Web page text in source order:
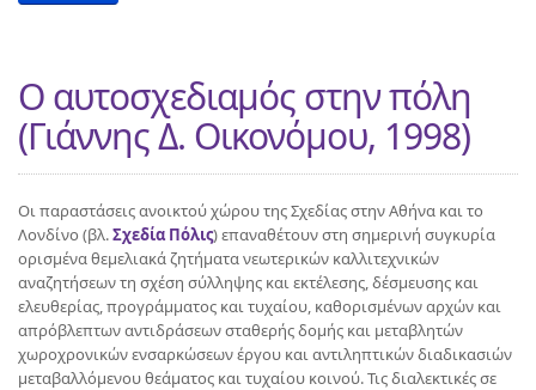
Ο αυτοσχεδιαμός στην πόλη
(Γιάννης Δ. Οικονόμου, 1998)
Οι παραστάσεις ανοικτού χώρου της Σχεδίας στην Αθήνα και το
Λονδίνο (βλ.Σχεδία Πόλις) επαναθέτουν στη σημερινή συγκυρία
ορισμένα θεμελιακά ζητήματα νεωτερικών καλλιτεχνικών
αναζητήσεων τη σχέση σύλληψης και εκτέλεσης, δέσμευσης και
ελευθερίας, προγράμματος και τυχαίου, καθορισμένων αρχών και
απρόβλεπτων αντιδράσεων σταθερής δομής και μεταβλητών
χωροχρονικών ενσαρκώσεων έργου και αντιληπτικών διαδικασιών
μεταβαλλόμενου θεάματος και τυχαίου κοινού. Τις διαλεκτικές σε